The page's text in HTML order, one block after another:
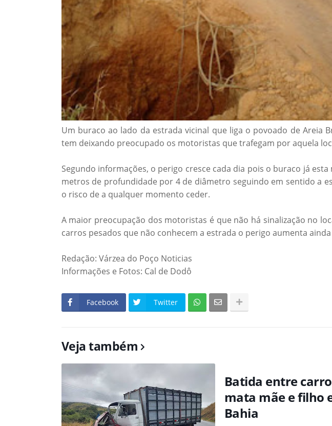
Um buraco ao lado da estrada vicinal que liga o povoado de Areia
tem deixando preocupado os motoristas que trafegam por aquela
Segundo informações, o perigo cresce cada dia pois o buraco já
metros de profundidade por 4 de diâmetro seguindo em sentido a
o risco de a qualquer momento ceder.
A maior preocupação dos motoristas é que não há sinalização no
carros pesados que não conhecem a estrada o perigo aumenta
Redação: Várzea do Poço Noticias
Informações e Fotos: Cal de Dodô
Facebook Twitter
Veja também
Batida entre
mata mãe e filho
Bahia